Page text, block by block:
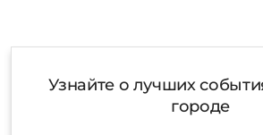
Узнайте о лучших
городе